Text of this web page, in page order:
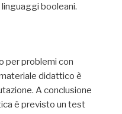
booleani.
per problemi con
didattico è
A conclusione
è previsto un test